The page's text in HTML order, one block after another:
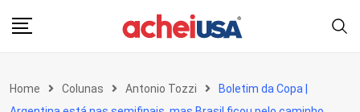
Home Colunas Antonio Tozzi
Boletim da Copa |